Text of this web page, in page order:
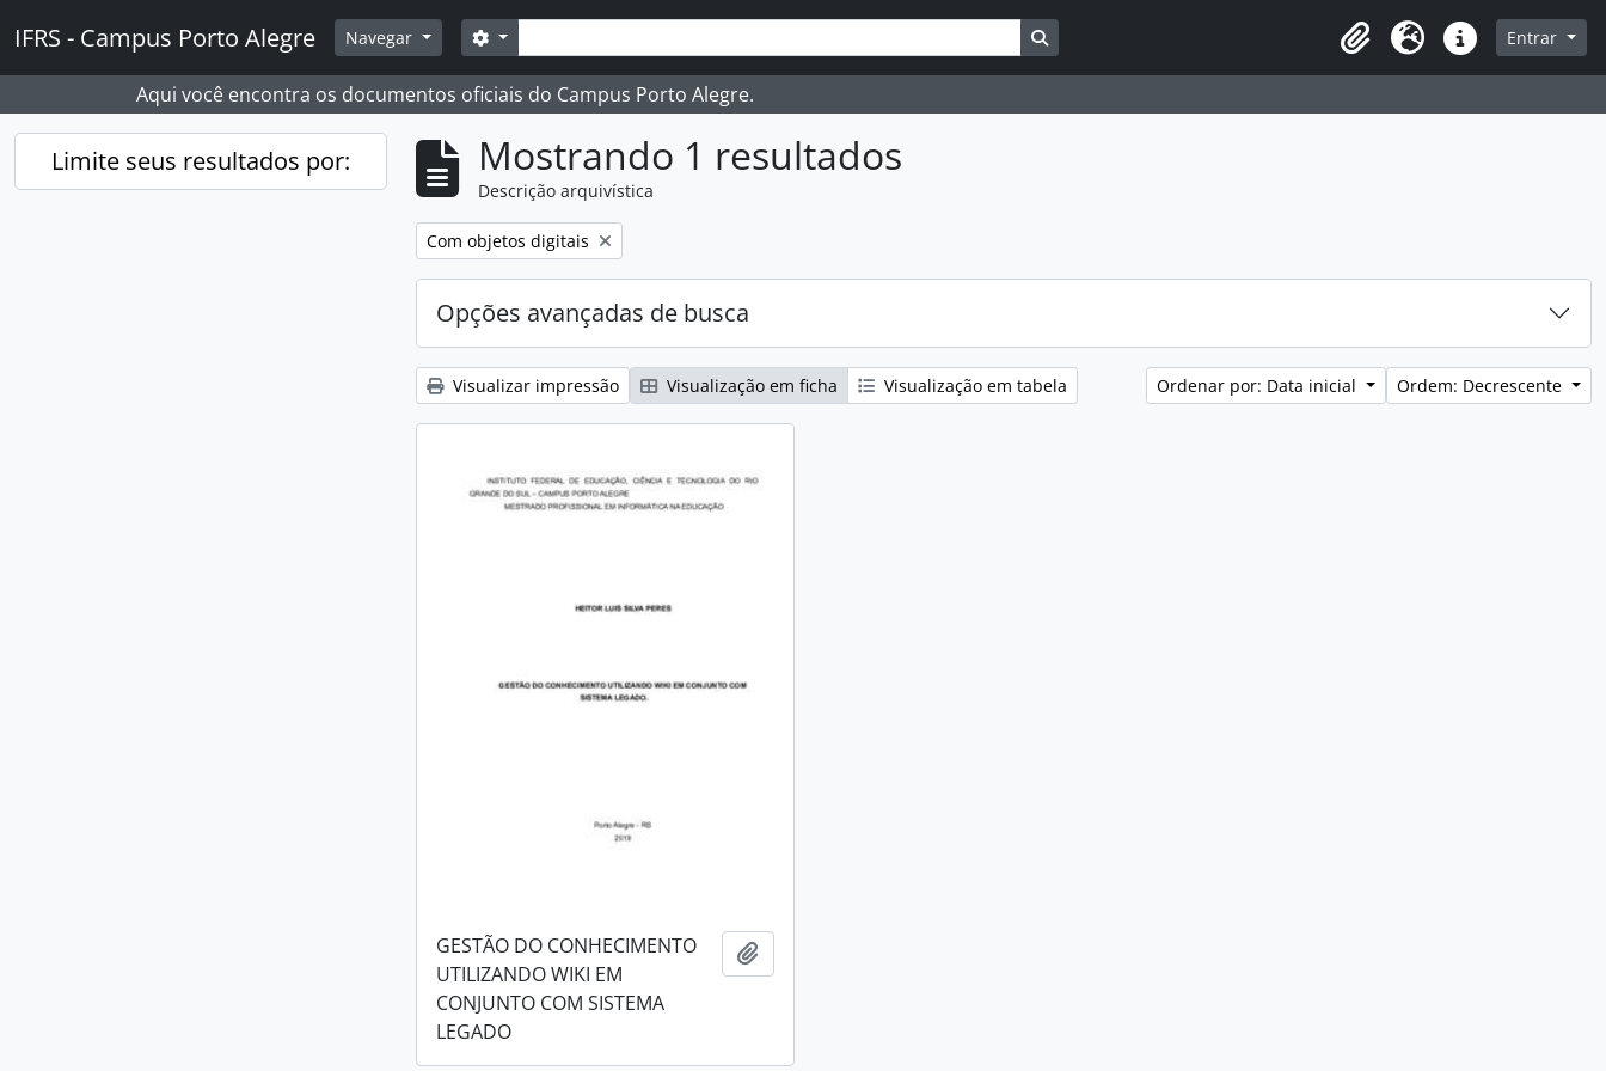
IFRS - Campus Porto Alegre Navegar Buscar
Opções de busca Busque na página de navegação
Idioma Atalhos Entrar
Aqui você encontra os documentos oficiais do Campus Porto Alegre.
Limite seus resultados por: Mostrando 1 resultados
Descrição arquivística
Remover filtro:
Com objetos digitais
Opções avançadas de busca
Visualizar impressão Visualização em ficha Visualização em tabela Ordenar por: Data inicial Ordem: Decrescente
GESTÃO DO CONHECIMENTO
UTILIZANDO WIKI EM
CONJUNTO COM SISTEMA
LEGADO